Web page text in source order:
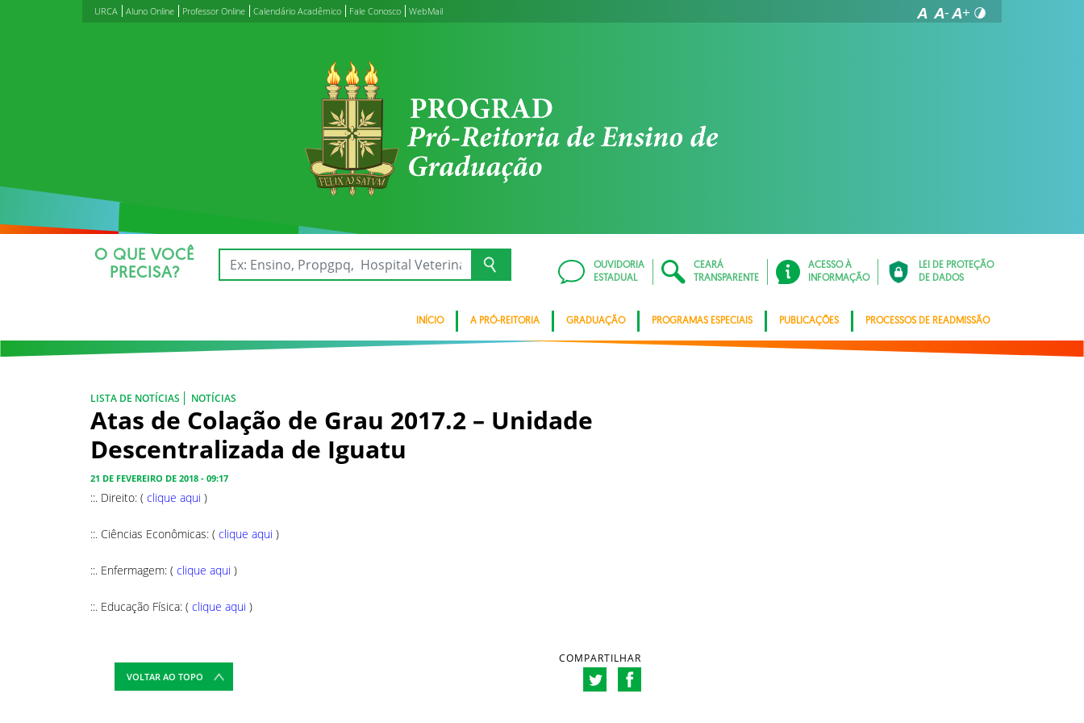
URCA Aluno Online Professor Online Calendário Acadêmico Fale Conosco WebMail
O QUE VOCÊ
PRECISA?
OUVIDORIA
ESTADUAL
CEARÁ
TRANSPARENTE
ACESSO À
INFORMAÇÃO
LEI DE PROTEÇÃO
DE DADOS
INÍCIO A PRÓ-REITORIA GRADUAÇÃO PROGRAMAS ESPECIAIS PUBLICAÇÕES PROCESSOS DE READMISSÃO
LISTA DE NOTÍCIAS NOTÍCIAS
Atas de Colação de Grau 2017.2 – Unidade
Descentralizada de Iguatu
21 DE FEVEREIRO DE 2018 - 09:17
::. Direito: ( clique aqui )
::. Ciências Econômicas: ( clique aqui )
::. Enfermagem: ( clique aqui )
::. Educação Física: ( clique aqui )
VOLTAR AO TOPO
COMPARTILHAR